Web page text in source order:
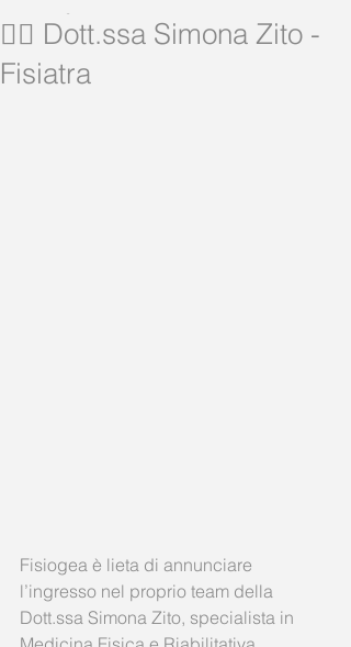
Tel: 0425.539382
Mobile:
389.5728858
👩‍⚕️ Dott.ssa Simona Zito -
Fisiatra
Fisiogea è lieta di annunciare
l’ingresso nel proprio team della
Dott.ssa Simona Zito, specialista in